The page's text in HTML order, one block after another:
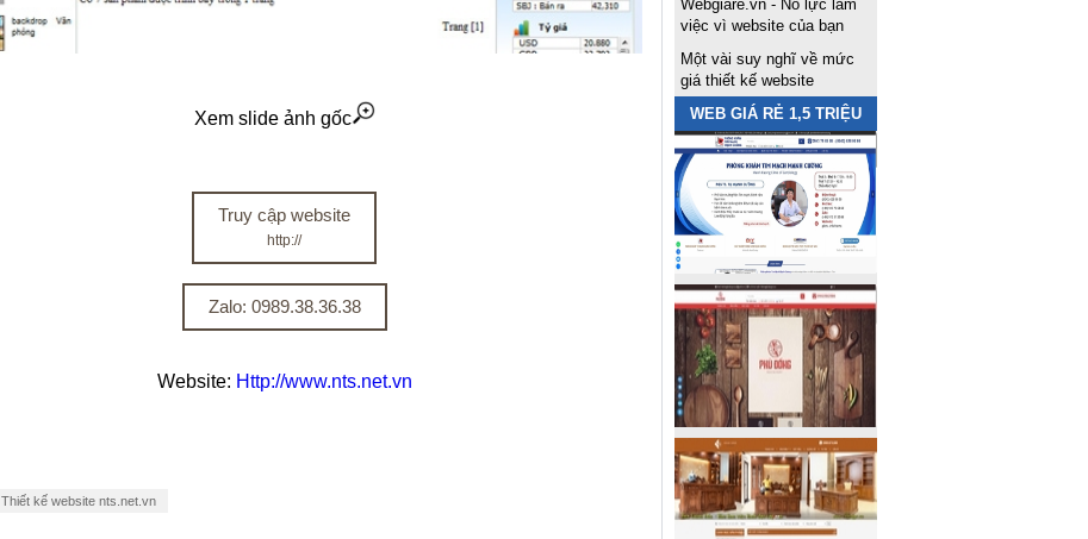
Xem slide ảnh gốc
Truy cập website
http://
Zalo: 0989.38.36.38
Website: Http://www.nts.net.vn
Thiết kế website nts.net.vn
Webgiare.vn - Nỗ lực làm
việc vì website của bạn
Một vài suy nghĩ về mức
giá thiết kế website
WEB GIÁ RẺ 1,5 TRIỆU